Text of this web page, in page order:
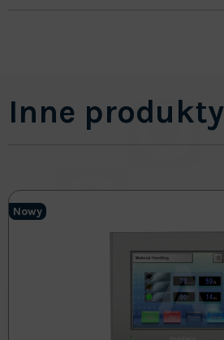
Inne produkty
Nowy